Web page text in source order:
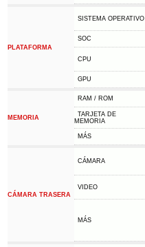
PLATAFORMA
SISTEMA OPERATIVO
SOC
CPU
GPU
MEMORIA
RAM / ROM
TARJETA DE
MEMORIA
MÁS
CÁMARA TRASERA
CÁMARA
VIDEO
MÁS